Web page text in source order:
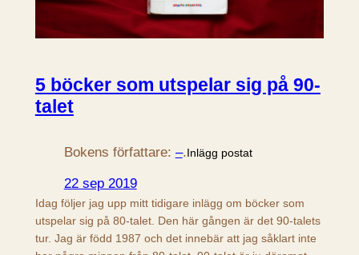
5 böcker som utspelar sig på 90-
talet
Bokens författare: –.Inlägg postat
22 sep 2019
Idag följer jag upp mitt tidigare inlägg om böcker som
utspelar sig på 80-talet. Den här gången är det 90-talets
tur. Jag är född 1987 och det innebär att jag såklart inte